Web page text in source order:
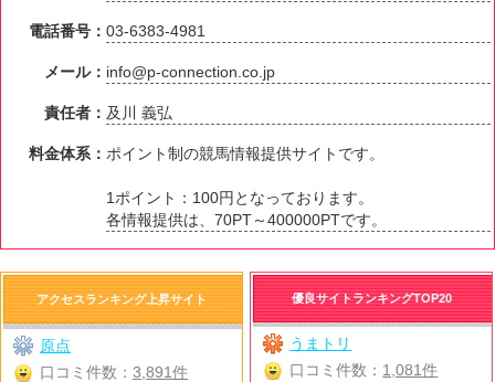
電話番号：03-6383-4981
メール： info@p-connection.co.jp
責任者： 及川 義弘
料金体系： ポイント制の競馬情報提供サイトです。
1ポイント：100円となっております。
各情報提供は、70PT～400000PTです。
優良サイトランキングTOP20
うまトリ
口コミ件数： 1,081件
アクセスランキング上昇サイト
原点
口コミ件数： 3,891件